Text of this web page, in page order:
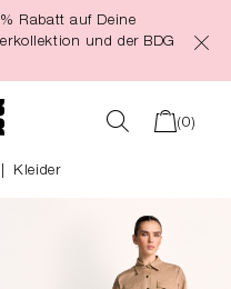
Rabatt auf Deine
und der BDG
(0)
Kleider